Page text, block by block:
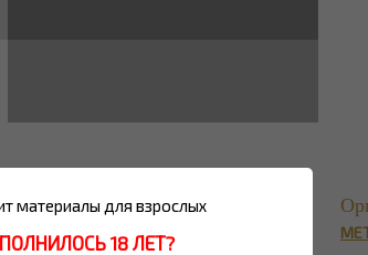
материалы для взрослых
18 ЛЕТ?